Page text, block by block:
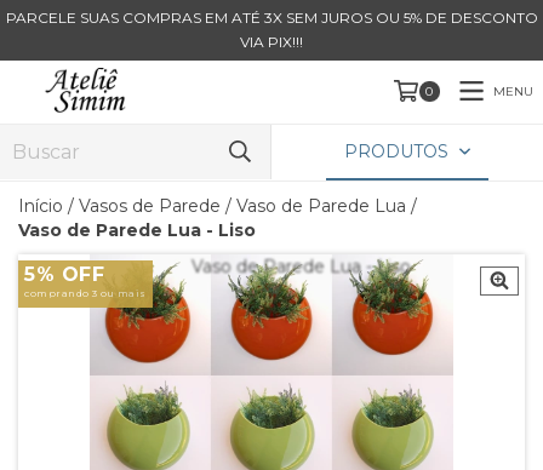
PARCELE SUAS COMPRAS EM ATÉ 3X SEM JUROS OU 5% DE DESCONTO
VIA PIX!!!
0 MENU
PRODUTOS
Início / Vasos de Parede / Vaso de Parede Lua /
Vaso de Parede Lua - Liso
5% OFF
comprando 3 ou mais